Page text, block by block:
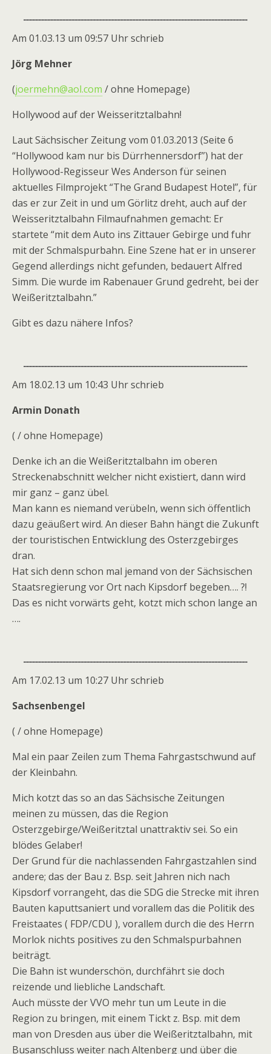
Am 01.03.13 um 09:57 Uhr schrieb
Jörg Mehner
(joermehn@aol.com / ohne Homepage)
Hollywood auf der Weisseritztalbahn!
Laut Sächsischer Zeitung vom 01.03.2013 (Seite 6
“Hollywood kam nur bis Dürrhennersdorf”) hat der
Hollywood-Regisseur Wes Anderson für seinen
aktuelles Filmprojekt “The Grand Budapest Hotel”, für
das er zur Zeit in und um Görlitz dreht, auch auf der
Weisseritztalbahn Filmaufnahmen gemacht: Er
startete “mit dem Auto ins Zittauer Gebirge und fuhr
mit der Schmalspurbahn. Eine Szene hat er in unserer
Gegend allerdings nicht gefunden, bedauert Alfred
Simm. Die wurde im Rabenauer Grund gedreht, bei der
Weißeritztalbahn.”
Gibt es dazu nähere Infos?
Am 18.02.13 um 10:43 Uhr schrieb
Armin Donath
( / ohne Homepage)
Denke ich an die Weißeritztalbahn im oberen
Streckenabschnitt welcher nicht existiert, dann wird
mir ganz – ganz übel.
Man kann es niemand verübeln, wenn sich öffentlich
dazu geäußert wird. An dieser Bahn hängt die Zukunft
der touristischen Entwicklung des Osterzgebirges
dran.
Hat sich denn schon mal jemand von der Sächsischen
Staatsregierung vor Ort nach Kipsdorf begeben…. ?!
Das es nicht vorwärts geht, kotzt mich schon lange an
….
Am 17.02.13 um 10:27 Uhr schrieb
Sachsenbengel
( / ohne Homepage)
Mal ein paar Zeilen zum Thema Fahrgastschwund auf
der Kleinbahn.
Mich kotzt das so an das Sächsische Zeitungen
meinen zu müssen, das die Region
Osterzgebirge/Weißeritztal unattraktiv sei. So ein
blödes Gelaber!
Der Grund für die nachlassenden Fahrgastzahlen sind
andere; das der Bau z. Bsp. seit Jahren nich nach
Kipsdorf vorrangeht, das die SDG die Strecke mit ihren
Bauten kaputtsaniert und vorallem das die Politik des
Freistaates ( FDP/CDU ), vorallem durch die des Herrn
Morlok nichts positives zu den Schmalspurbahnen
beiträgt.
Die Bahn ist wunderschön, durchfährt sie doch
reizende und liebliche Landschaft.
Auch müsste der VVO mehr tun um Leute in die
Region zu bringen, mit einem Tickt z. Bsp. mit dem
man von Dresden aus über die Weißeritztalbahn, mit
Busanschluss weiter nach Altenberg und über die